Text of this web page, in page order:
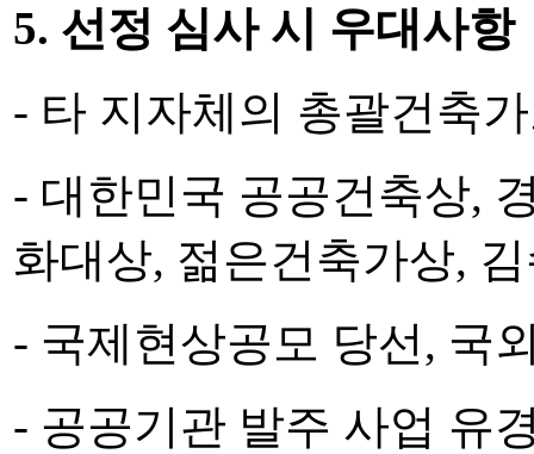
5. 선정 심사 시 우대사항
- 타 지자체의 총괄건축
- 대한민국 공공건축상,
화대상, 젊은건축가상,
- 국제현상공모 당선, 국
- 공공기관 발주 사업 유